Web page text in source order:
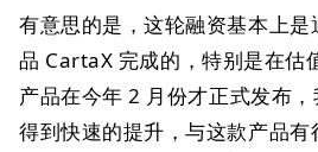
有意思的是，这轮融资基本上
品 CartaX 完成的，特别是在估
产品在今年 2 月份才正式发布
得到快速的提升，与这款产品